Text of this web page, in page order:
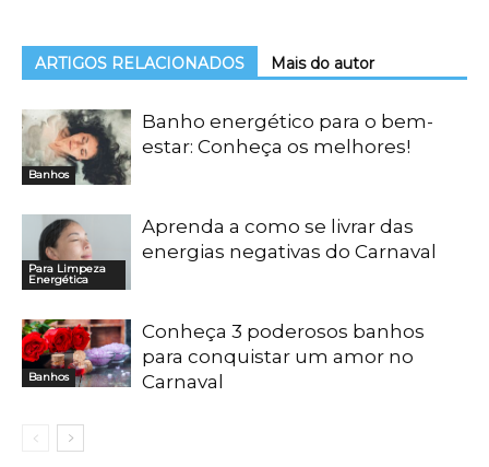
ARTIGOS RELACIONADOS Mais do autor
Banhos
Banho energético para o bem-
estar: Conheça os melhores!
Para Limpeza
Energética
Aprenda a como se livrar das
energias negativas do Carnaval
Banhos
Conheça 3 poderosos banhos
para conquistar um amor no
Carnaval